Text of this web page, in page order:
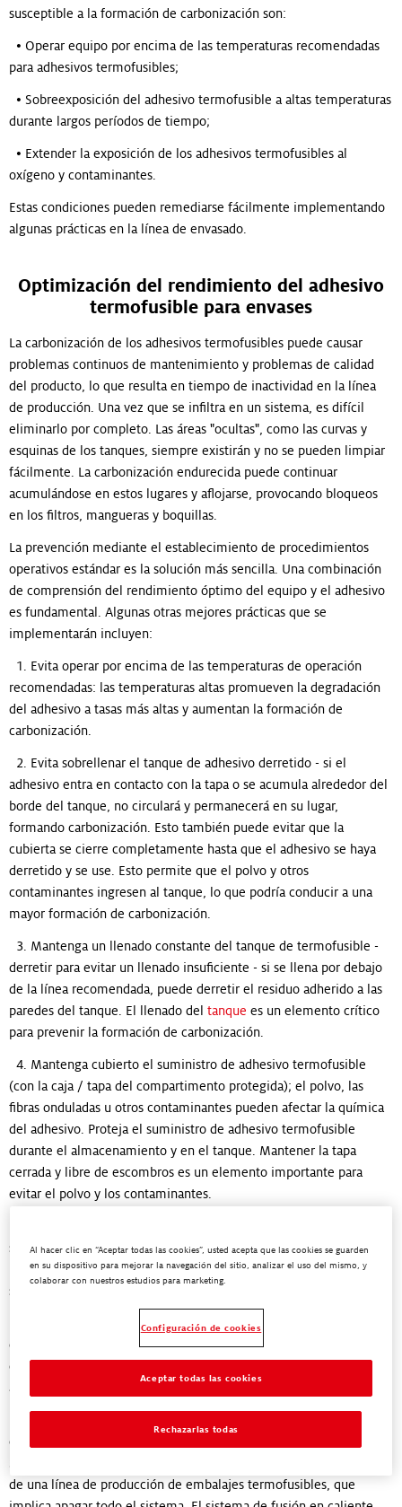
susceptible a la formación de carbonización son:
• Operar equipo por encima de las temperaturas recomendadas
para adhesivos termofusibles;
• Sobreexposición del adhesivo termofusible a altas temperaturas
durante largos períodos de tiempo;
• Extender la exposición de los adhesivos termofusibles al
oxígeno y contaminantes.
Estas condiciones pueden remediarse fácilmente implementando
algunas prácticas en la línea de envasado.
Optimización del rendimiento del adhesivo
termofusible para envases
La carbonización de los adhesivos termofusibles puede causar
problemas continuos de mantenimiento y problemas de calidad
del producto, lo que resulta en tiempo de inactividad en la línea
de producción. Una vez que se infiltra en un sistema, es difícil
eliminarlo por completo. Las áreas "ocultas", como las curvas y
esquinas de los tanques, siempre existirán y no se pueden limpiar
fácilmente. La carbonización endurecida puede continuar
acumulándose en estos lugares y aflojarse, provocando bloqueos
en los filtros, mangueras y boquillas.
La prevención mediante el establecimiento de procedimientos
operativos estándar es la solución más sencilla. Una combinación
de comprensión del rendimiento óptimo del equipo y el adhesivo
es fundamental. Algunas otras mejores prácticas que se
implementarán incluyen:
1. Evita operar por encima de las temperaturas de operación
recomendadas: las temperaturas altas promueven la degradación
del adhesivo a tasas más altas y aumentan la formación de
carbonización.
2. Evita sobrellenar el tanque de adhesivo derretido - si el
adhesivo entra en contacto con la tapa o se acumula alrededor del
borde del tanque, no circulará y permanecerá en su lugar,
formando carbonización. Esto también puede evitar que la
cubierta se cierre completamente hasta que el adhesivo se haya
derretido y se use. Esto permite que el polvo y otros
contaminantes ingresen al tanque, lo que podría conducir a una
mayor formación de carbonización.
3. Mantenga un llenado constante del tanque de termofusible -
derretir para evitar un llenado insuficiente - si se llena por debajo
de la línea recomendada, puede derretir el residuo adherido a las
paredes del tanque. El llenado del tanque es un elemento crítico
para prevenir la formación de carbonización.
4. Mantenga cubierto el suministro de adhesivo termofusible
(con la caja / tapa del compartimento protegida); el polvo, las
fibras onduladas u otros contaminantes pueden afectar la química
del adhesivo. Proteja el suministro de adhesivo termofusible
durante el almacenamiento y en el tanque. Mantener la tapa
cerrada y libre de escombros es un elemento importante para
evitar el polvo y los contaminantes.
suministro de adhesivo y el drenaje de la bomba puede ser un
lugar de acumulación para el adhesivo termofusible. Limpie la
suciedad de la entrada de malla con frecuencia.
6. Evita la entrada de humedad: cuando la humedad entra en el
equipo termofusible, el oxígeno se quema y genera burbujas o
carbonización dentro del sistema. La humedad también puede
afectar la efectividad de la adhesión.
enfrentarán este problema hasta que se tomen medidas extremas.
de una línea de producción de embalajes termofusibles, que
Al hacer clic en “Aceptar todas las cookies”, usted acepta que las cookies se guarden
en su dispositivo para mejorar la navegación del sitio, analizar el uso del mismo, y
colaborar con nuestros estudios para marketing.
Configuración de cookies
Rechazarlas todas
Aceptar todas las cookies